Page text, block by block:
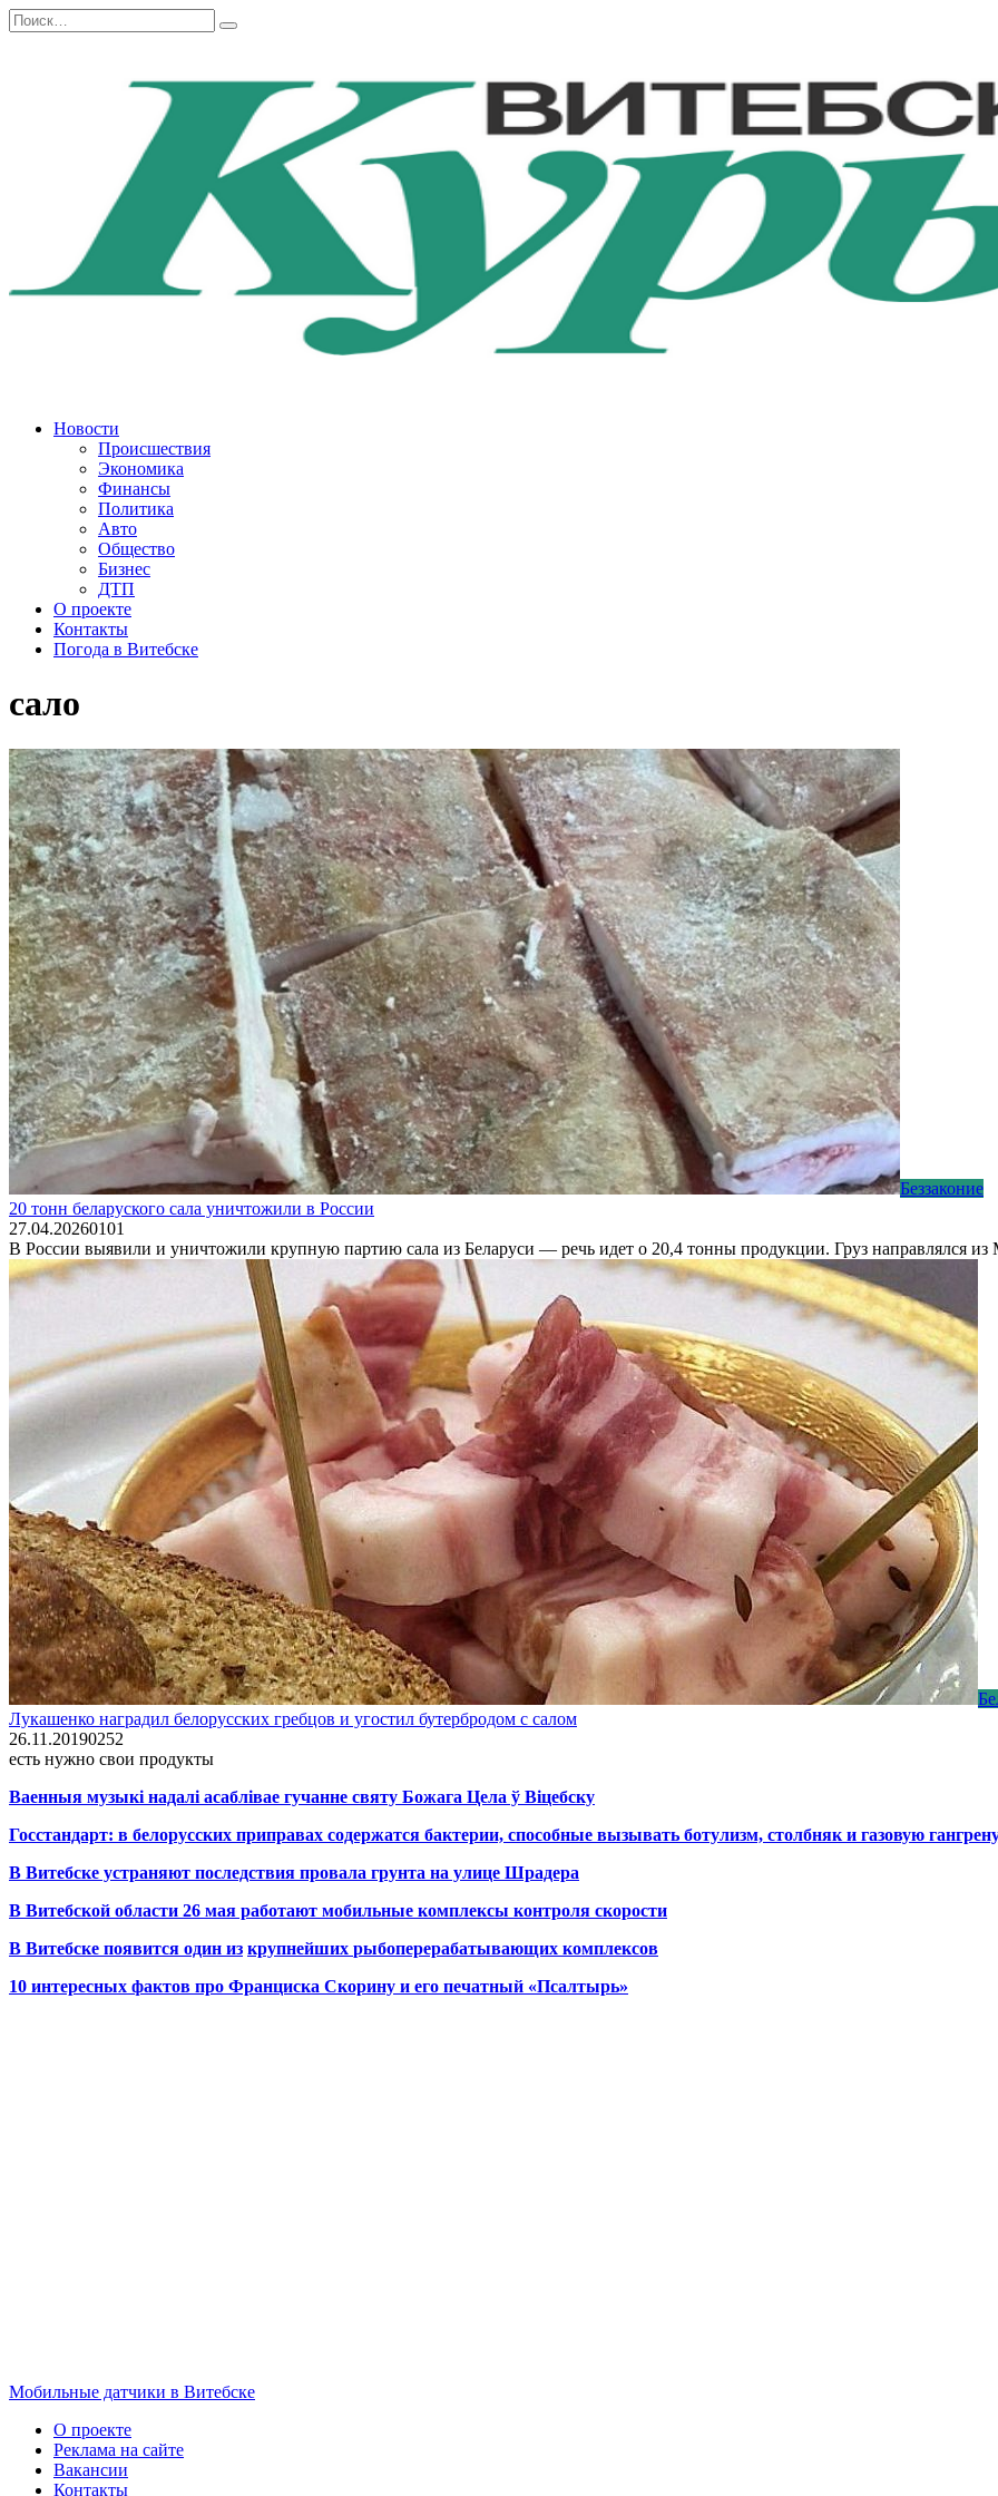
Перейти
к
Search
for:
Новости
Происшествия
Экономика
Финансы
Политика
Авто
Общество
Бизнес
ДТП
О проекте
Контакты
Погода в Витебске
сало
Беззаконие
20 тонн беларуского сала уничтожили в России
27.04.20260101
В России выявили и уничтожили крупную партию сала из Беларуси — речь идет о 20,4 тонны продукции. Груз направлялся
Лукашенко наградил белорусских гребцов и угостил бутербродом с салом
26.11.20190252
есть нужно свои продукты
Ваенныя музыкі надалі асаблівае гучанне святу Божага Цела ў Віцебску
Госстандарт: в белорусских приправах содержатся бактерии, способные вызывать ботулизм, столбняк и газовую
В Витебске устраняют последствия провала грунта на улице Шрадера
В Витебской области 26 мая работают мобильные комплексы контроля скорости
В Витебске появится один из крупнейших рыбоперерабатывающих комплексов
10 интересных фактов про Франциска Скорину и его печатный «Псалтырь»
Мобильные датчики в Витебске
О проекте
Реклама на сайте
Вакансии
Контакты